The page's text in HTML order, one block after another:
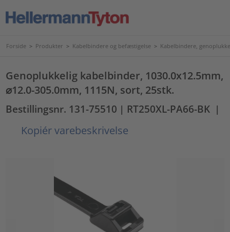
Forside > Produkter > Kabelbindere og befæstigelse > Kabelbindere,
Genoplukkelig kabelbinder, 1030.0x12.5mm,
⌀12.0-305.0mm, 1115N, sort, 25stk.
Bestillingsnr. 131-75510 | RT250XL-PA66-BK |
Kopiér varebeskrivelse